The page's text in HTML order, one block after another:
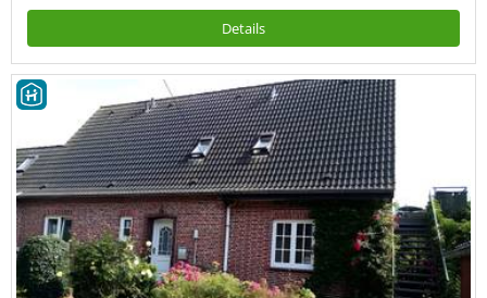
Details